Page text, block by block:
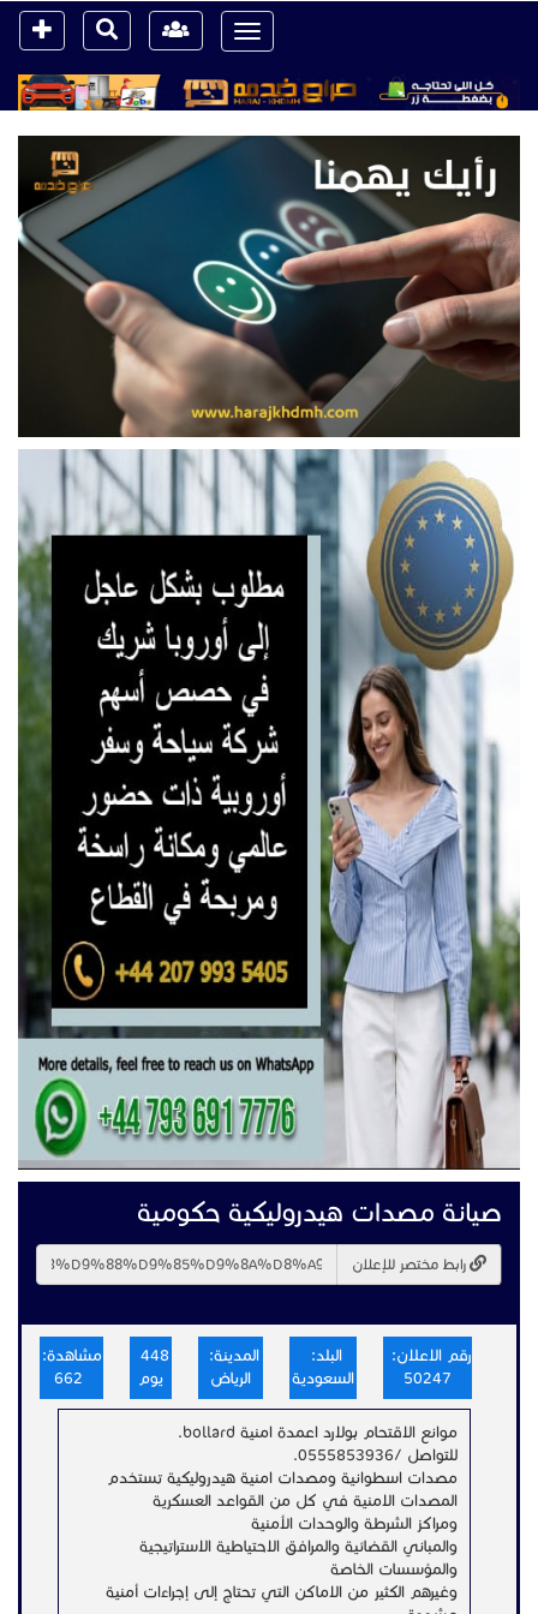
Toggle
navigation
صيانة مصدات هيدروليكية حكومية
رابط مختصر للإعلان
رقم الاعلان:
50247
البلد:
السعودية
المدينة:
الرياض
يوم
مشاهدة:
موانع الاقتحام بولارد اعمدة امنية bollard.
للتواصل /0555853936.
مصدات اسطوانية ومصدات امنية هيدروليكية تستخدم
المصدات الامنية في كل من القواعد العسكرية
ومراكز الشرطة والوحدات الأمنية
والمباني القضائية والمرافق الاحتياطية الاستراتيجية
والمؤسسات الخاصة
وغيرهم الكثير من الاماكن التي تحتاج إلى إجراءات أمنية